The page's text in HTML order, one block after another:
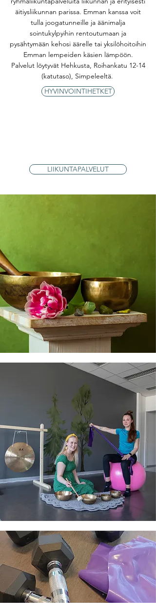
äitiysliikunnan parissa. Emman kanssa voit
tulla joogatunneille ja äänimalja
sointukylpyihin rentoutumaan ja
pysähtymään kehosi äärelle tai yksilöhoitoihin
Emman lempeiden käsien lämpöön.
Palvelut löytyvät Hehkusta, Roihankatu 12-14
(katutaso), Simpeleeltä.
HYVINVOINTIHETKET
LIIKUNTAPALVELUT